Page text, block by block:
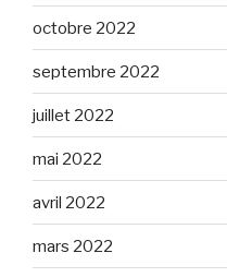
octobre 2022
septembre 2022
juillet 2022
mai 2022
avril 2022
mars 2022